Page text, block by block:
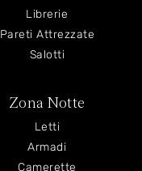
Librerie
Pareti Attrezzate
Salotti
Zona Notte
Letti
Armadi
Camerette